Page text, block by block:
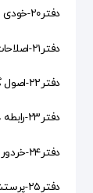
دفتر۲۰-خودی و غیرخودی/ اسماعیل علیخانی
دفتر۲۱-اصلاحات/ سیدحسین هاشمی
دفتر۲۲-اصول گرایی/ محمدجواد رودگر
دفتر۲۳-رابطه هست ها و بایدها/ حسن معلمی
دفتر۲۴-خردورزی/ احمدحسین شریفی
دفتر۲۵-پرستش/ حسین روحانی نژاد